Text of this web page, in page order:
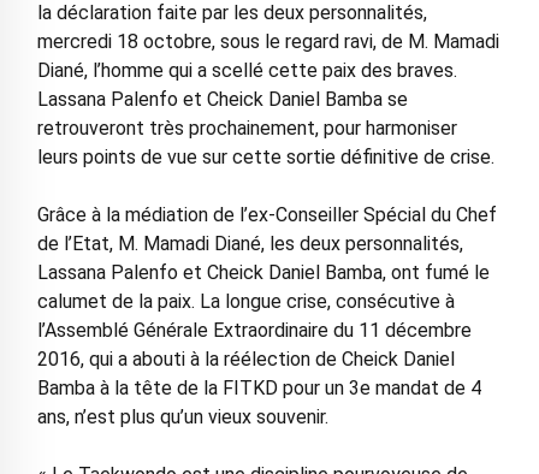
la déclaration faite par les deux personnalités,
mercredi 18 octobre, sous le regard ravi, de M. Mamadi
Diané, l’homme qui a scellé cette paix des braves.
Lassana Palenfo et Cheick Daniel Bamba se
retrouveront très prochainement, pour harmoniser
leurs points de vue sur cette sortie définitive de crise.
Grâce à la médiation de l’ex-Conseiller Spécial du Chef
de l’Etat, M. Mamadi Diané, les deux personnalités,
Lassana Palenfo et Cheick Daniel Bamba, ont fumé le
calumet de la paix. La longue crise, consécutive à
l’Assemblé Générale Extraordinaire du 11 décembre
2016, qui a abouti à la réélection de Cheick Daniel
Bamba à la tête de la FITKD pour un 3e mandat de 4
ans, n’est plus qu’un vieux souvenir.